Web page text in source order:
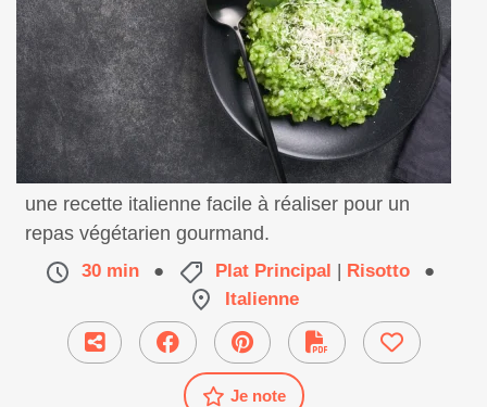
Risotto vert aux herbes, crémeux et savoureux,
une recette italienne facile à réaliser pour un
repas végétarien gourmand.
30 min ● Plat Principal | Risotto
●
Italienne
Je note